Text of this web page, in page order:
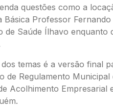
questões como a
Básica Professor
de Saúde Ílhavo enquanto
temas é a versão final
de Regulamento Municipal
Acolhimento Empresarial